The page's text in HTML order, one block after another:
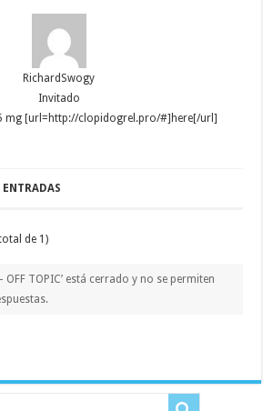
RichardSwogy
Invitado
mg [url=http://clopidogrel.pro/#]here[/url]
ENTRADAS
de 1)
OFF TOPIC’ está cerrado y no se permiten